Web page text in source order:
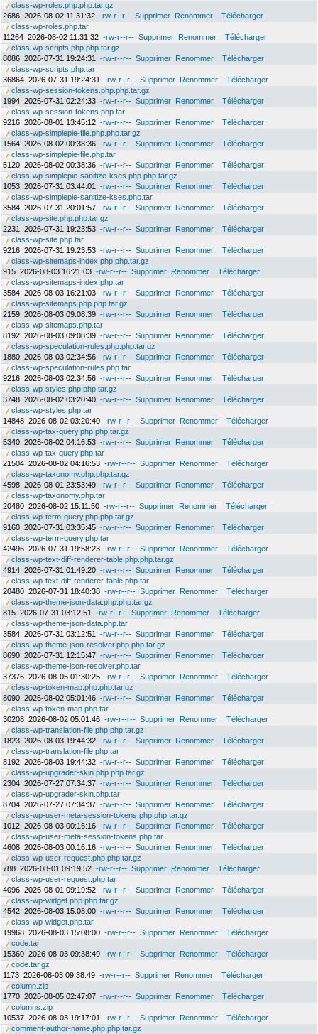
class-wp-roles.php.php.tar.gz
2686 2026-08-02 11:31:32 -rw-r--r-- Supprimer Renommer
Télécharger
class-wp-roles.php.tar
11264 2026-08-02 11:31:32 -rw-r--r-- Supprimer Renommer
Télécharger
class-wp-scripts.php.php.tar.gz
8086 2026-07-31 19:24:31 -rw-r--r-- Supprimer Renommer
Télécharger
class-wp-scripts.php.tar
36864 2026-07-31 19:24:31 -rw-r--r-- Supprimer Renommer
Télécharger
class-wp-session-tokens.php.php.tar.gz
1994 2026-07-31 02:24:33 -rw-r--r-- Supprimer Renommer
Télécharger
class-wp-session-tokens.php.tar
9216 2026-08-01 13:45:12 -rw-r--r-- Supprimer Renommer
Télécharger
class-wp-simplepie-file.php.php.tar.gz
1564 2026-08-02 00:38:36 -rw-r--r-- Supprimer Renommer
Télécharger
class-wp-simplepie-file.php.tar
5120 2026-08-02 00:38:36 -rw-r--r-- Supprimer Renommer
Télécharger
class-wp-simplepie-sanitize-kses.php.php.tar.gz
1053 2026-07-31 03:44:01 -rw-r--r-- Supprimer Renommer
Télécharger
class-wp-simplepie-sanitize-kses.php.tar
3584 2026-07-31 20:01:57 -rw-r--r-- Supprimer Renommer
Télécharger
class-wp-site.php.php.tar.gz
2231
2026-07-31 19:23:53 -rw-r--r-- Supprimer Renommer
Télécharger
class-wp-site.php.tar
9216 2026-07-31 19:23:53 -rw-r--r-- Supprimer Renommer
Télécharger
class-wp-sitemaps-index.php.php.tar.gz
915 2026-08-03 16:21:03 -rw-r--r-- Supprimer Renommer
Télécharger
class-wp-sitemaps-index.php.tar
3584 2026-08-03 16:21:03 -rw-r--r-- Supprimer Renommer
Télécharger
class-wp-sitemaps.php.php.tar.gz
2159 2026-08-03 09:08:39 -rw-r--r-- Supprimer Renommer
Télécharger
class-wp-sitemaps.php.tar
8192 2026-08-03 09:08:39 -rw-r--r-- Supprimer Renommer
Télécharger
class-wp-speculation-rules.php.php.tar.gz
1880 2026-08-03 02:34:56 -rw-r--r-- Supprimer Renommer
Télécharger
class-wp-speculation-rules.php.tar
9216 2026-08-03 02:34:56 -rw-r--r-- Supprimer Renommer
Télécharger
class-wp-styles.php.php.tar.gz
3748 2026-08-02 03:20:40 -rw-r--r-- Supprimer Renommer
Télécharger
class-wp-styles.php.tar
14848 2026-08-02 03:20:40 -rw-r--r-- Supprimer Renommer
Télécharger
class-wp-tax-query.php.php.tar.gz
5340 2026-08-02 04:16:53 -rw-r--r-- Supprimer Renommer
Télécharger
class-wp-tax-query.php.tar
21504 2026-08-02 04:16:53 -rw-r--r-- Supprimer Renommer
Télécharger
class-wp-taxonomy.php.php.tar.gz
4598 2026-08-01 23:53:49 -rw-r--r-- Supprimer Renommer
Télécharger
class-wp-taxonomy.php.tar
20480 2026-08-02 15:11:50 -rw-r--r-- Supprimer Renommer
Télécharger
class-wp-term-query.php.php.tar.gz
9160 2026-07-31 03:35:45 -rw-r--r-- Supprimer Renommer
Télécharger
class-wp-term-query.php.tar
42496 2026-07-31 19:58:23 -rw-r--r-- Supprimer Renommer
Télécharger
class-wp-text-diff-renderer-table.php.php.tar.gz
4914 2026-07-31 01:49:20 -rw-r--r-- Supprimer Renommer
Télécharger
class-wp-text-diff-renderer-table.php.tar
20480 2026-07-31 18:40:38 -rw-r--r-- Supprimer Renommer
Télécharger
class-wp-theme-json-data.php.php.tar.gz
815 2026-07-31 03:12:51 -rw-r--r-- Supprimer Renommer
Télécharger
class-wp-theme-json-data.php.tar
3584 2026-07-31 03:12:51 -rw-r--r-- Supprimer Renommer
Télécharger
class-wp-theme-json-resolver.php.php.tar.gz
8690 2026-07-31 12:15:47 -rw-r--r-- Supprimer Renommer
Télécharger
class-wp-theme-json-resolver.php.tar
37376 2026-08-05 01:30:25 -rw-r--r-- Supprimer Renommer
Télécharger
class-wp-token-map.php.php.tar.gz
8090 2026-08-02 05:01:46 -rw-r--r-- Supprimer Renommer
Télécharger
class-wp-token-map.php.tar
30208 2026-08-02 05:01:46 -rw-r--r-- Supprimer Renommer
Télécharger
class-wp-translation-file.php.php.tar.gz
1823 2026-08-03 19:44:32 -rw-r--r-- Supprimer Renommer
Télécharger
class-wp-translation-file.php.tar
8192 2026-08-03 19:44:32 -rw-r--r-- Supprimer Renommer
Télécharger
class-wp-upgrader-skin.php.php.tar.gz
2304 2026-07-27 07:34:37 -rw-r--r-- Supprimer Renommer
Télécharger
class-wp-upgrader-skin.php.tar
8704 2026-07-27 07:34:37 -rw-r--r-- Supprimer Renommer
Télécharger
class-wp-user-meta-session-tokens.php.php.tar.gz
1012 2026-08-03 00:16:16 -rw-r--r-- Supprimer Renommer
Télécharger
class-wp-user-meta-session-tokens.php.tar
4608 2026-08-03 00:16:16 -rw-r--r-- Supprimer Renommer
Télécharger
class-wp-user-request.php.php.tar.gz
788 2026-08-01 09:19:52 -rw-r--r-- Supprimer Renommer
Télécharger
class-wp-user-request.php.tar
4096 2026-08-01 09:19:52 -rw-r--r-- Supprimer Renommer
Télécharger
class-wp-widget.php.php.tar.gz
4542 2026-08-03 15:08:00 -rw-r--r-- Supprimer Renommer
Télécharger
class-wp-widget.php.tar
19968 2026-08-03 15:08:00 -rw-r--r-- Supprimer Renommer
Télécharger
code.tar
15360 2026-08-03 09:38:49 -rw-r--r-- Supprimer Renommer
Télécharger
code.tar.gz
1173 2026-08-03 09:38:49 -rw-r--r-- Supprimer Renommer
Télécharger
column.zip
1770 2026-08-05 02:47:07 -rw-r--r-- Supprimer Renommer
Télécharger
columns.zip
10537 2026-08-03 19:17:01 -rw-r--r-- Supprimer Renommer
Télécharger
comment-author-name.php.php.tar.gz